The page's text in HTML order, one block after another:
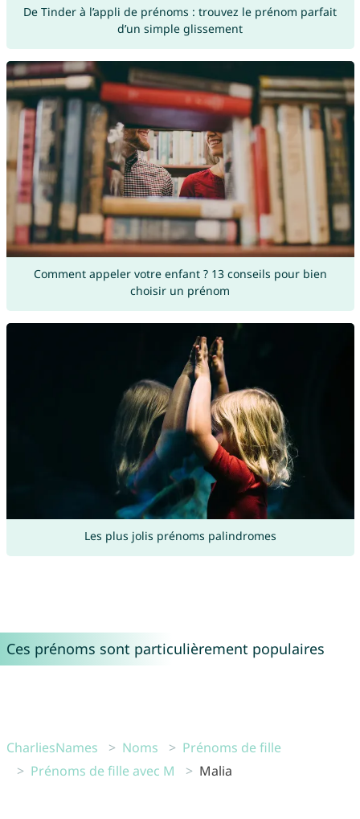
De Tinder à l’appli de prénoms : trouvez le prénom parfait
d’un simple glissement
Comment appeler votre enfant ? 13 conseils pour bien
choisir un prénom
Les plus jolis prénoms palindromes
Ces prénoms sont particulièrement populaires
CharliesNames Noms
Prénoms de fille
Prénoms de fille avec M
Malia